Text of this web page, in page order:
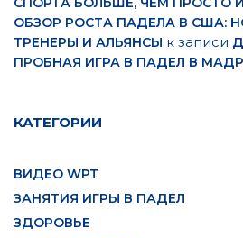
ОБЗОР РОСТА ПАДЕЛА В США:
ТРЕНЕРЫ И АЛЬЯНСЫ к записи
ПРОБНАЯ ИГРА В ПАДЕЛ В
КАТЕГОРИИ
ВИДЕО WPT
ЗАНЯТИЯ ИГРЫ В ПАДЕЛ
ЗДОРОВЬЕ